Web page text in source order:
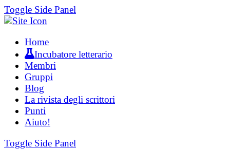
Toggle Side Panel
Home
Incubatore letterario
Membri
Gruppi
Blog
La rivista degli scrittori
Punti
Aiuto!
Toggle Side Panel